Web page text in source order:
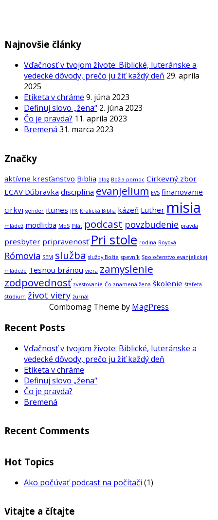
Najnovšie články
Vďačnosť v tvojom živote: Biblické, luteránske a
vedecké dôvody, prečo ju žiť každý deň 29. apríla
2025
Etiketa v chráme 9. júna 2023
Definuj slovo „žena“ 2. júna 2023
Čo je pravda? 11. apríla 2023
Bremená 31. marca 2023
Značky
aktívne kresťanstvo Biblia blog Božia pomoc Cirkevný zbor
ECAV Dúbravka disciplína evanjelium EVS finanovanie
cirkvi gender itunes JPK Kralická Biblia kázeň Luther misia
mládež modlitba MoS Pilát podcast povzbudenie pravda
presbyter pripravenosť Pri stole rodina Royová
Rómovia SEM služba služby Božie spevník Spoločenstvo evanjelickej
mládeže Tesnou bránou viera zamyslenie
zodpovednosť zvestovanie Čo znamená žena školenie štafeta
štúdium život viery žurnál
Combomag Theme by MagPress
Recent Posts
Vďačnosť v tvojom živote: Biblické, luteránske a
vedecké dôvody, prečo ju žiť každý deň
Etiketa v chráme
Definuj slovo „žena“
Čo je pravda?
Bremená
Recent Comments
Hot Topics
Ako počúvať podcast na počítači (1)
Vitajte a čítajte